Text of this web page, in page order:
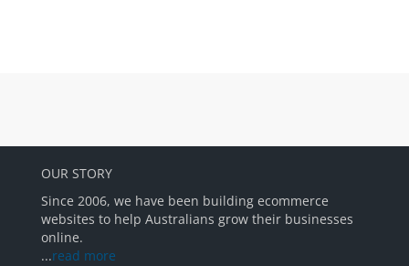
OUR STORY
Since 2006, we have been building ecommerce
websites to help Australians grow their businesses
online.
...read more